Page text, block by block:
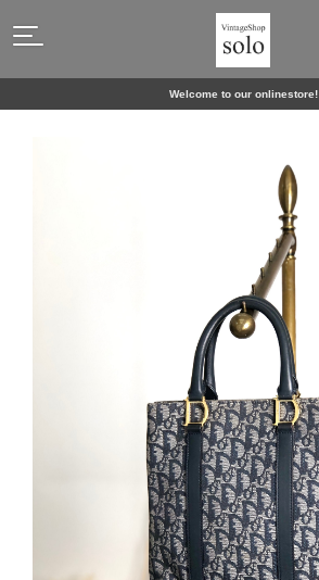
Welcome to our onlinestore!